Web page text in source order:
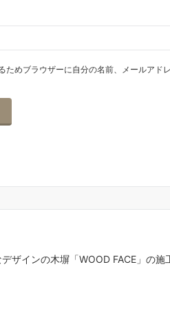
ためブラウザーに自分の名前、メールアド
ザインの木塀「WOOD FACE」の